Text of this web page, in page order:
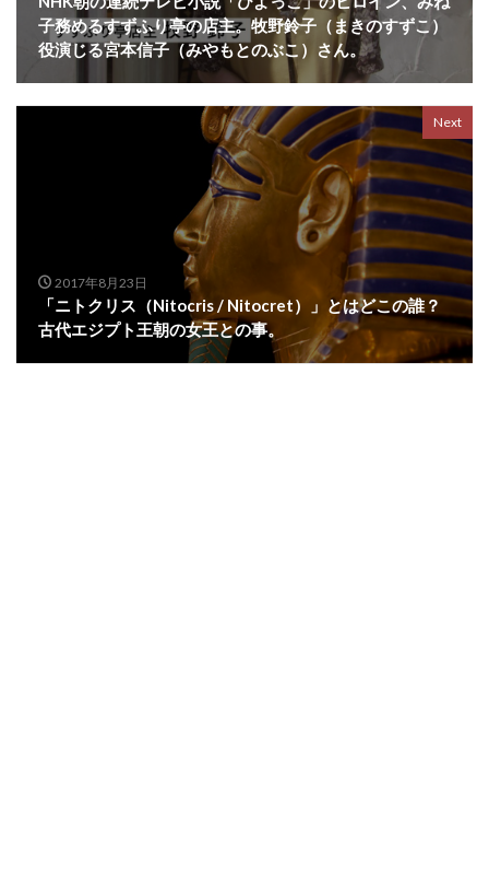
子務めるすずふり亭の店主。牧野鈴子（まきのすずこ）
役演じる宮本信子（みやもとのぶこ）さん。
Next
2017年8月23日
「ニトクリス（Nitocris / Nitocret）」とはどこの誰？
古代エジプト王朝の女王との事。